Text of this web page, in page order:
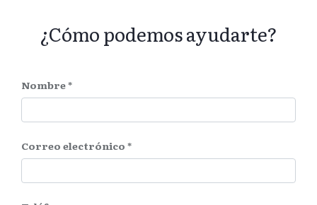
¿Cómo podemos ayudarte?
Nombre
Correo electrónico